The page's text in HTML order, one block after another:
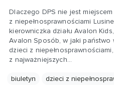
Dlaczego DPS nie jest
z niepełnosprawnościami
kierowniczka działu Avalon
Avalon Sposób, w jaki państwo
dzieci z
z najważniejszych…
biuletyn dzieci z